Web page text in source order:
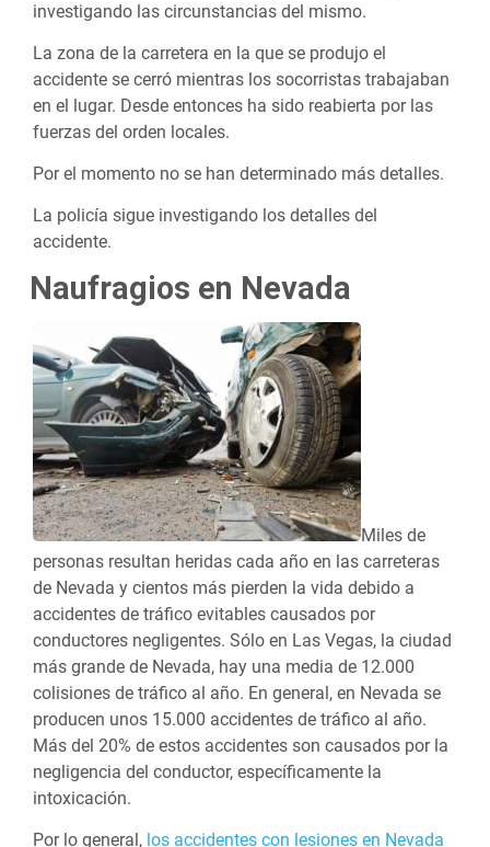
investigando las circunstancias del mismo.
La zona de la carretera en la que se produjo el
accidente se cerró mientras los socorristas trabajaban
en el lugar. Desde entonces ha sido reabierta por las
fuerzas del orden locales.
Por el momento no se han determinado más detalles.
La policía sigue investigando los detalles del
accidente.
Naufragios en Nevada
Miles de
personas resultan heridas cada año en las carreteras
de Nevada y cientos más pierden la vida debido a
accidentes de tráfico evitables causados por
conductores negligentes. Sólo en Las Vegas, la ciudad
más grande de Nevada, hay una media de 12.000
colisiones de tráfico al año. En general, en Nevada se
producen unos 15.000 accidentes de tráfico al año.
Más del 20% de estos accidentes son causados por la
negligencia del conductor, específicamente la
intoxicación.
Por lo general, los accidentes con lesiones en Nevada